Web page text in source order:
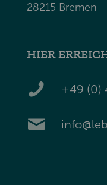
28215 Bremen
HIER
+49 (0)